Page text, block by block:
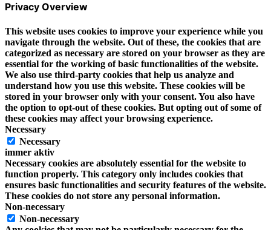
Privacy Overview
This website uses cookies to improve your experience while you
navigate through the website. Out of these, the cookies that are
categorized as necessary are stored on your browser as they are
essential for the working of basic functionalities of the website.
We also use third-party cookies that help us analyze and
understand how you use this website. These cookies will be
stored in your browser only with your consent. You also have
the option to opt-out of these cookies. But opting out of some of
these cookies may affect your browsing experience.
Necessary
Necessary
immer aktiv
Necessary cookies are absolutely essential for the website to
function properly. This category only includes cookies that
ensures basic functionalities and security features of the website.
These cookies do not store any personal information.
Non-necessary
Non-necessary